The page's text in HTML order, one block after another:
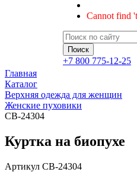
Cannot find
+7 800 775-12-25
Главная
Каталог
Верхняя одежда для женщин
Женские пуховики
CB-24304
Куртка на биопухе
Артикул CB-24304